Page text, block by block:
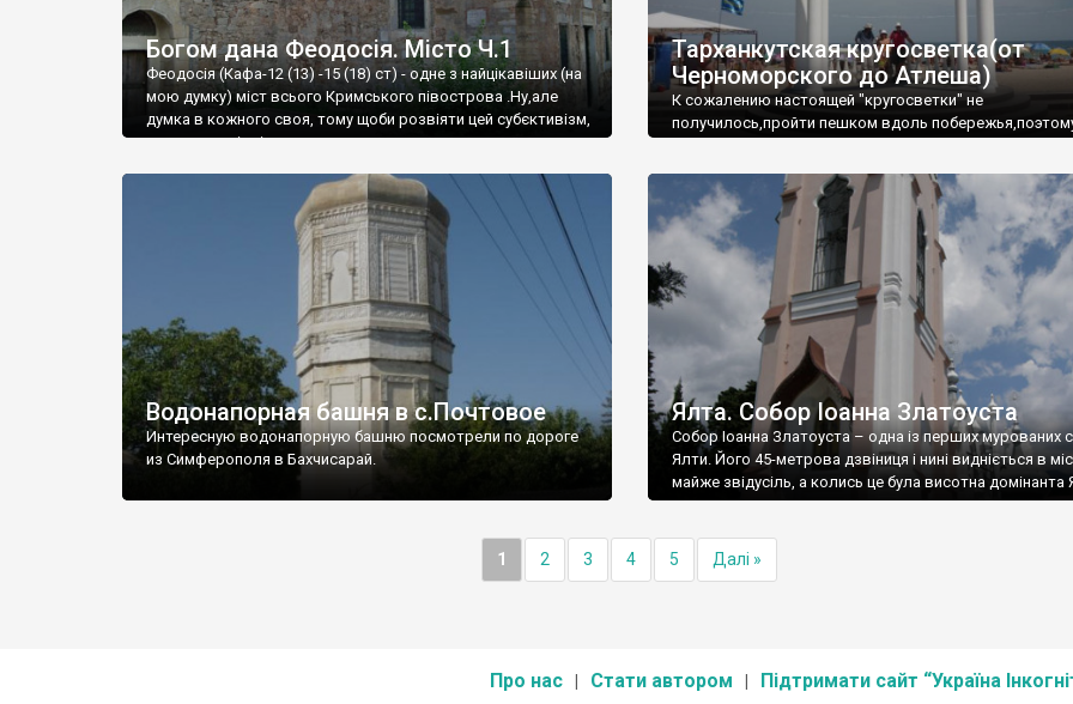
Богом дана Феодосія. Місто Ч.1
Феодосія (Кафа-12 (13) -15 (18) ст) - одне з найцікавіших (на
мою думку) міст всього Кримського півострова .Ну,але
думка в кожного своя, тому щоби розвіяти цей субєктивізм,
запрошую відвідати це
Тарханкутская кругосветка(от
Черноморского до Атлеша)
К сожалению настоящей "кругосветки" не
получилось,пройти пешком вдоль
Водонапорная башня в с.Почтовое
Интересную водонапорную башню посмотрели по дороге
из Симферополя в Бахчисарай.
Ялта. Собор Іоанна Златоуста
Собор Іоанна Златоуста – одна із перших мурованих
Ялти. Його 45-метрова дзвіниця і нині видніється в
майже звідусіль, а колись це була висотна домінанта
1 2 3 4 5 Далі »
Про нас Стати автором Підтримати сайт “Україна